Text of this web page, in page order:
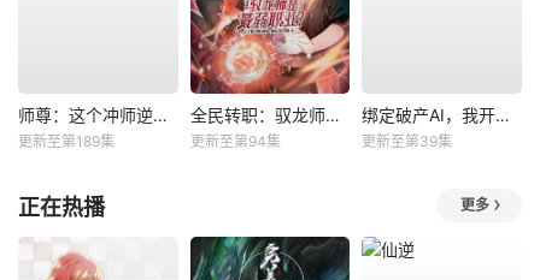
师尊：这个冲师逆徒才不是圣子动态漫
更新至第189集
全民转职：驭龙师是最弱职业？动态漫
更新至第94集
绑定破产AI，我开局氪成大神动态漫
更新至第39集
正在热播 更多